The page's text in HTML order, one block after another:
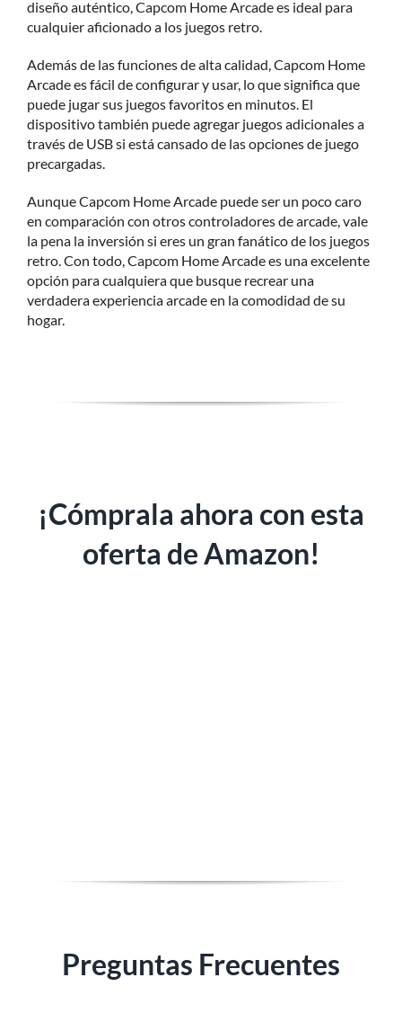
diseño auténtico, Capcom Home Arcade es ideal para
cualquier aficionado a los juegos retro.
Además de las funciones de alta calidad, Capcom Home
Arcade es fácil de configurar y usar, lo que significa que
puede jugar sus juegos favoritos en minutos. El
dispositivo también puede agregar juegos adicionales a
través de USB si está cansado de las opciones de juego
precargadas.
Aunque Capcom Home Arcade puede ser un poco caro
en comparación con otros controladores de arcade, vale
la pena la inversión si eres un gran fanático de los juegos
retro. Con todo, Capcom Home Arcade es una excelente
opción para cualquiera que busque recrear una
verdadera experiencia arcade en la comodidad de su
hogar.
¡Cómprala ahora con esta
oferta de Amazon!
Preguntas Frecuentes